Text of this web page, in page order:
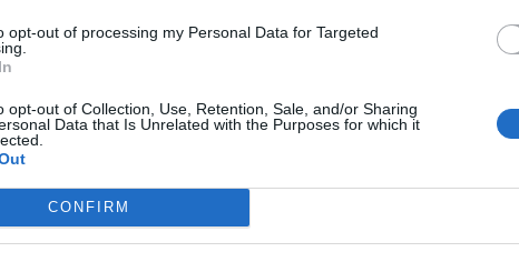
opt-out of processing my Personal Data for Targeted
opt-out of Collection, Use, Retention, Sale, and/or Sharing
Data that Is Unrelated with the Purposes for which it
CONFIRM
Письмо Домбравы вызвало бурю в
испанцы?
договорной „магазин“! Но неужели вы
дураки?»
другие новости